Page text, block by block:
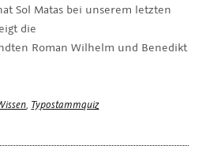
Sol Matas bei unserem letzten
die
Roman Wilhelm und Benedikt
, Typostammquiz